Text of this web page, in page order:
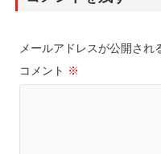
メールアドレスが公開され
コメント ※